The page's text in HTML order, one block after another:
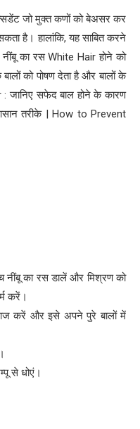
जो मुक्त कणों को बेअसर कर
है। हालांकि, यह साबित करने
नींबू का रस White Hair होने को
को पोषण देता है और बालों के
: जानिए सफेद बाल होने के कारण
तरीके | How to Prevent
नींबू का रस डालें और मिश्रण को
करें।
करें और इसे अपने पुरे बालों में
से धोएं।